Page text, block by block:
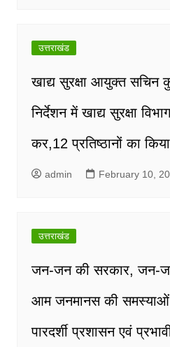
उत्तराखंड
खाद्य सुरक्षा आयुक्त सचिन
निर्देशन में खाद्य सुरक्षा
कर,12 प्रतिष्ठानों का किया
admin February 10,
उत्तराखंड
जन-जन की सरकार, जन-जन
आम जनमानस की समस्याओं
पारदर्शी प्रशासन एवं